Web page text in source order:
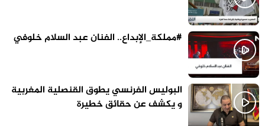
#مملكة_الإبداع.. الفنان عبد السلام خلوفي
البوليس الفرنسي يطوق القنصلية المغربية
و يكشف عن حقائق خطيرة